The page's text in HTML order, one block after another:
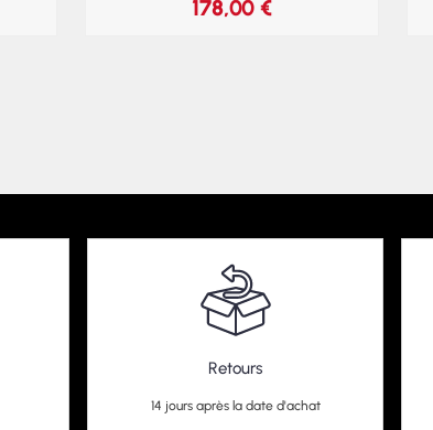
178,00 €
Retours
14 jours après la date d'achat